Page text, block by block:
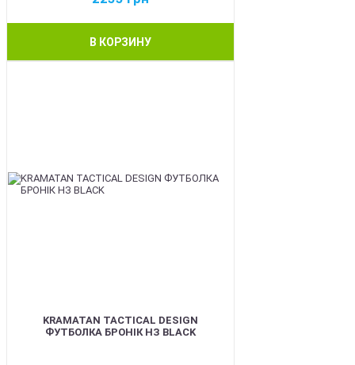
В КОРЗИНУ
KRAMATAN TACTICAL DESIGN
ФУТБОЛКА БРОНІК НЗ BLACK